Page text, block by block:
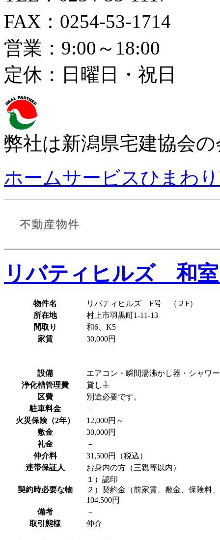
FAX：0254-53-1714
営業：9:00～18:00
定休：日曜日・祝日
弊社は新潟県宅建協会
ホームサービスひまわ
リバティヒルズ 和
物件名
リバティヒルズ F号 （２F）
所在地
村上市羽黒町1-11-13
間取り
和6、K5
家賃
30,000円
設備
エアコン・瞬間湯沸かし器・シャワ
浄化槽管理費
貸し主
区費
別途必要です。
駐車料金
－
火災保険（2年）
12,000円～
敷金
30,000円
礼金
－
仲介料
31,500円
（税込）
連帯保証人
お身内の方（三親等以内）
契約時必要な物
１）認印
２）契約金（前家賃、敷金、保険料
104,500円
備考
－
取引態様
仲介